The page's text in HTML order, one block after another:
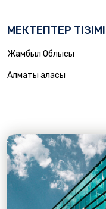
МЕКТЕПТЕР ТІЗІМІ
Жамбыл Облысы
Алматы Қаласы